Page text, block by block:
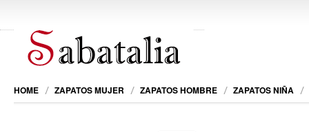
HOME ZAPATOS MUJER ZAPATOS HOMBRE ZAPATOS NIÑA